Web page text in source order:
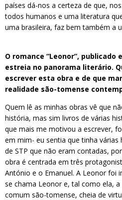
países dá-nos a certeza de que,
todos humanos e uma literatura
uma brasileira, faz bem também a
O romance “Leonor”, publicado
estreia no panorama literário.
escrever esta obra e de que
realidade são-tomense
Quem lê as minhas obras vê que
história, mas sim livros de várias
que mais me motivou a escrever,
em mim- eu sentia que tinha várias
de STP que não eram contadas,
obra é centrada em três
António e o Emanuel. A Leonor foi
se chama Leonor e, tal como ela,
comum são-tomense, cheia de